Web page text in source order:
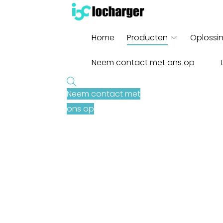
Home Producten
Neem contact met ons op
Neem contact met
ons op